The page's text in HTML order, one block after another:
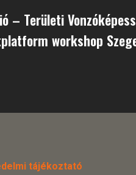
– Területi
workshop
tájékoztató